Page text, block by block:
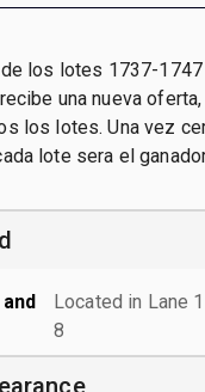
los lotes 1737-
una nueva
los lotes. Una vez
lote sera el
Located in Lane
8